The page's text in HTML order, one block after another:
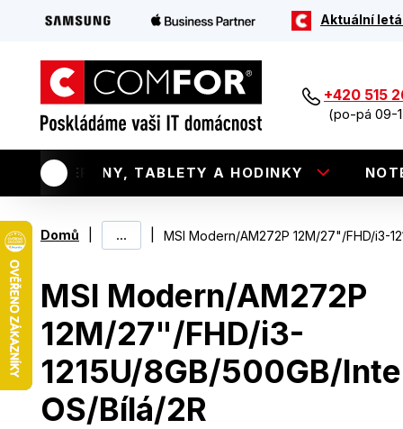
Aktuální
+420 515
(po-pá 09-
TELEFONY, TABLETY A HODINKY
Domů ... MSI Modern/AM272P 12M/27"/FHD/i3-
MSI Modern/AM272P
12M/27"/FHD/i3-
1215U/8GB/500GB/
OS/Bílá/2R